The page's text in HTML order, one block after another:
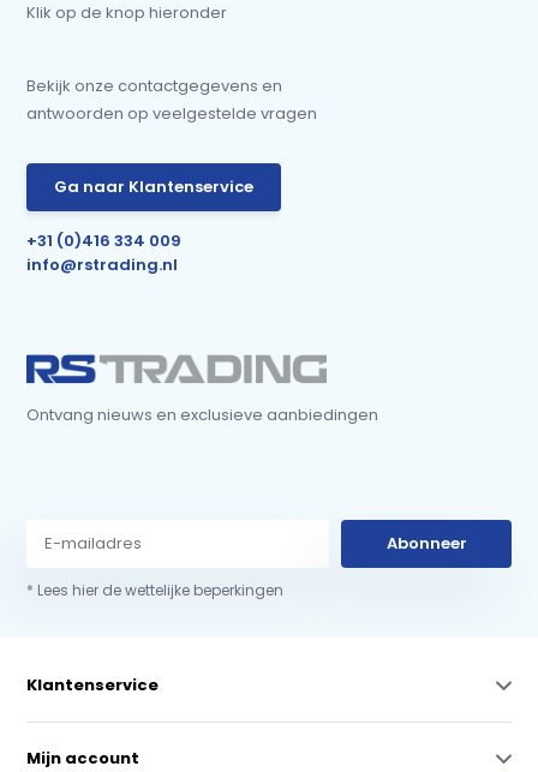
Klik op de knop hieronder
Bekijk onze contactgegevens en
antwoorden op veelgestelde vragen
Ga naar Klantenservice
+31 (0)416 334 009
info@rstrading.nl
Ontvang nieuws en exclusieve aanbiedingen
Abonneer
* Lees hier de wettelijke beperkingen
Klantenservice
Mijn account